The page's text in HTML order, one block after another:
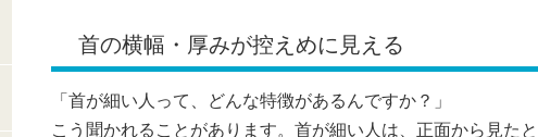
首の横幅・厚みが控えめに見える
「首が細い人って、どんな特徴があるんですか？」
こう聞かれることがあります。首が細い人は、正面から見た